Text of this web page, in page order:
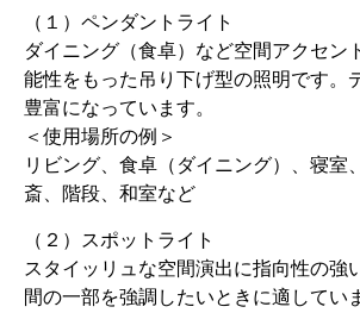
（１）ペンダントライト
ダイニング（食卓）など空間アクセン
能性をもった吊り下げ型の照明です。
豊富になっています。
＜使用場所の例＞
リビング、食卓（ダイニング）、寝室
斎、階段、和室など
（２）スポットライト
スタイッリュな空間演出に指向性の強
間の一部を強調したいときに適してい